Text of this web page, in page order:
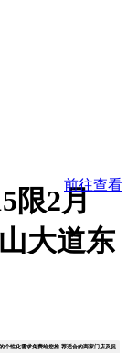
前往查看
限2月
大道东
个性化需求免费给您推 荐适合的商家门店及促